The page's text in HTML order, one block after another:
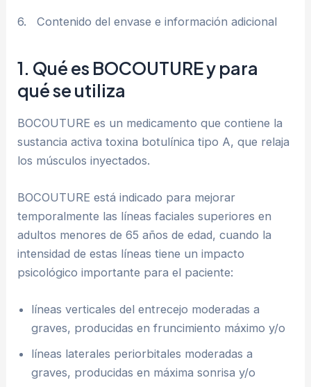
6. Contenido del envase e información adicional
1. Qué es BOCOUTURE y para
qué se utiliza
BOCOUTURE es un medicamento que contiene la
sustancia activa toxina botulínica tipo A, que relaja
los músculos inyectados.
BOCOUTURE está indicado para mejorar
temporalmente las líneas faciales superiores en
adultos menores de 65 años de edad, cuando la
intensidad de estas líneas tiene un impacto
psicológico importante para el paciente:
líneas verticales del entrecejo moderadas a
graves, producidas en fruncimiento máximo y/o
líneas laterales periorbitales moderadas a
graves, producidas en máxima sonrisa y/o